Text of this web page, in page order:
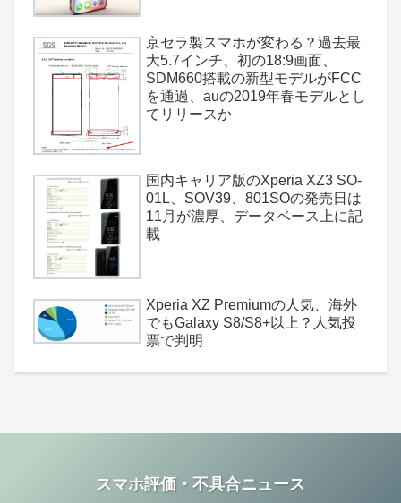
京セラ製スマホが変わる？過去最
大5.7インチ、初の18:9画面、
SDM660搭載の新型モデルがFCC
を通過、auの2019年春モデルとし
てリリースか
国内キャリア版のXperia XZ3 SO-
01L、SOV39、801SOの発売日は
11月が濃厚、データベース上に記
載
Xperia XZ Premiumの人気、海外
でもGalaxy S8/S8+以上？人気投
票で判明
スマホ評価・不具合ニュース